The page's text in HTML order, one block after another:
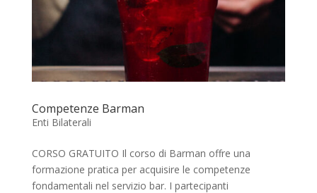
Competenze Barman
Enti Bilaterali
CORSO GRATUITO Il corso di Barman offre una
formazione pratica per acquisire le competenze
fondamentali nel servizio bar. I partecipanti